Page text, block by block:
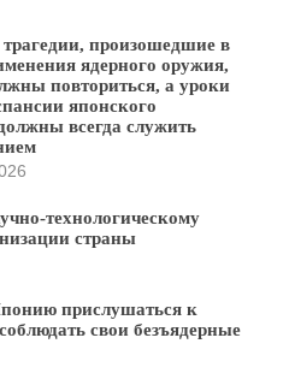
произошедшие в
ядерного оружия,
повториться, а уроки
японского
всегда служить
технологическому
страны
прислушаться к
свои безъядерные